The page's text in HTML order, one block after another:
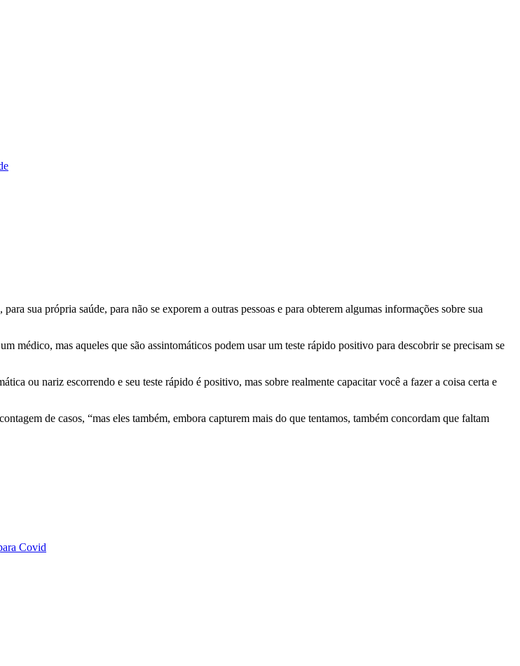
sua própria saúde, para não se exporem a outras pessoas e para obterem algumas informações sobre sua
médico, mas aqueles que são assintomáticos podem usar um teste rápido positivo para descobrir se precisam se
ou nariz escorrendo e seu teste rápido é positivo, mas sobre realmente capacitar você a fazer a coisa certa e
de casos, “mas eles também, embora capturem mais do que tentamos, também concordam que faltam
Covid